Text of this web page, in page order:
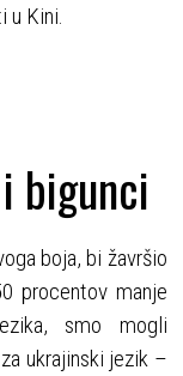
u Kini.
bigunci
boja, bi žavršio
procentov manje
smo mogli
ukrajinski jezik –